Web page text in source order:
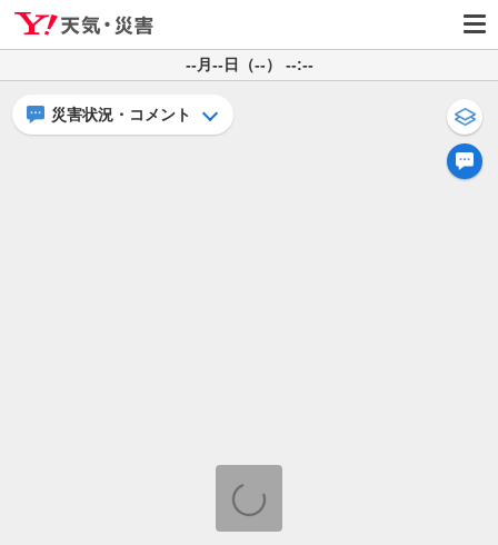
--月--日（--） --:--
災害状況・コメント